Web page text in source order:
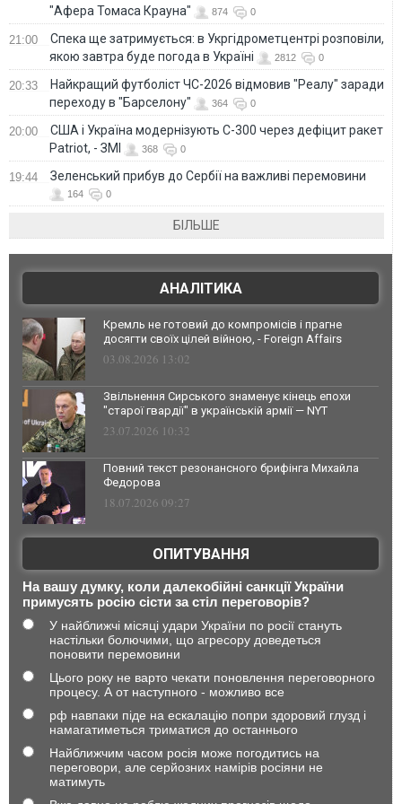
"Афера Томаса Крауна" 874 0
21:00
Спека ще затримується: в Укргідрометцентрі розповіли,
якою завтра буде погода в Україні
2812 0
20:33
Найкращий футболіст ЧС-2026 відмовив "Реалу" заради
переходу в "Барселону"
364 0
20:00
США і Україна модернізують С-300 через дефіцит ракет
Patriot, - ЗМІ
368 0
19:44 Зеленський прибув до Сербії на важливі перемовини
164 0
БІЛЬШЕ
АНАЛІТИКА
Кремль не готовий до компромісів і прагне
досягти своїх цілей війною, - Foreign Affairs
03.08.2026 13:02
Звільнення Сирського знаменує кінець епохи
"старої гвардії" в українській армії — NYT
23.07.2026 10:32
Повний текст резонансного брифінга Михайла
Федорова
18.07.2026 09:27
ОПИТУВАННЯ
На вашу думку, коли далекобійні санкції України
примусять росію сісти за стіл переговорів?
У найближчі місяці удари України по росії стануть
настільки болючими, що агресору доведеться
поновити перемовини
Цього року не варто чекати поновлення переговорного
процесу. А от наступного - можливо все
рф навпаки піде на ескалацію попри здоровий глузд і
намагатиметься триматися до останнього
Найближчим часом росія може погодитись на
переговори, але серйозних намірів росіяни не
матимуть